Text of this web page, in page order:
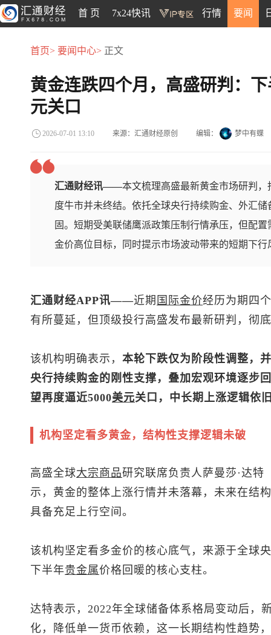
首 页 7x24快讯 行情 要闻
首页> 要闻中心> 正文
黄金连跌四个月，高盛研判：
元关口
2026-07-01 13:10 来源：汇通财经原创 编辑： 梦中有蝶
汇通财经讯——本文梳理高盛最新黄金市场研判
度牛市并未终结。依托全球央行持续购金、外汇
固。短期受美联储鹰派政策压制行情承压，但配
金价高位目标，同时提示市场波动带来的短期下行
汇通财经APP讯——近期 国际金价经历为期四
有所蔓延，但顶级投行高盛发布最新研判，彻
该机构明确表示， 本轮下跌仅为阶段性调整，
央行持续购金的刚性支撑，叠加宏观环境逐步
望再度逼近5000美元关口，中长期上涨逻辑依
机构坚定看多黄金，结构性支撑逻辑未破
高盛全球大宗商品研究联席负责人萨曼莎·达特
示，黄金的整体上涨行情并未落幕，未来在结
具备充足上行空间。
该机构坚定看多金价的核心底气，来源于全球
下半年贵金属价格回暖的核心支柱。
达特表示，2022年全球储备体系格局变动后，
化，降低单一货币依赖，这一长期结构性趋势